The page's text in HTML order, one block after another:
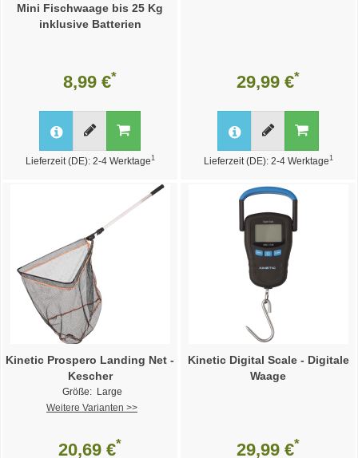
Mini Fischwaage bis 25 Kg
inklusive Batterien
8,99 €*
Lieferzeit (DE): 2-4 Werktage1
29,99 €*
Lieferzeit (DE): 2-4 Werktage1
Kinetic Prospero Landing Net -
Kescher
Größe: Large
Weitere Varianten >>
20,69 €*
Kinetic Digital Scale - Digitale
Waage
29,99 €*